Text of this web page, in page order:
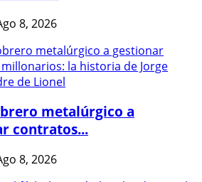
8, 2026
metalúrgico a
contratos...
8, 2026